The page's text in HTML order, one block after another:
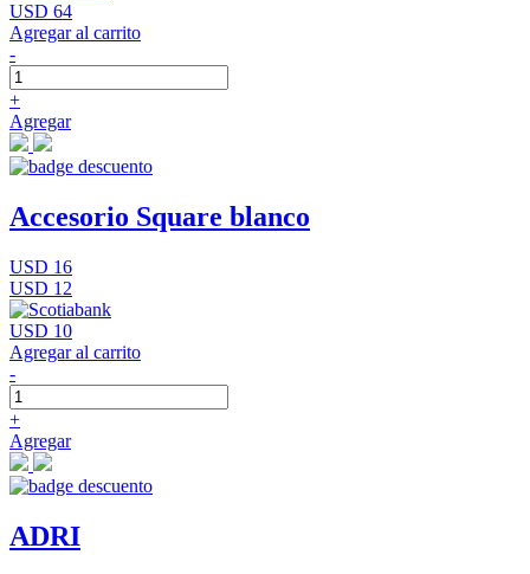
USD 64
Agregar al carrito
-
+
Agregar
Accesorio Square blanco
USD 16
USD 12
USD 10
Agregar al carrito
-
+
Agregar
ADRI